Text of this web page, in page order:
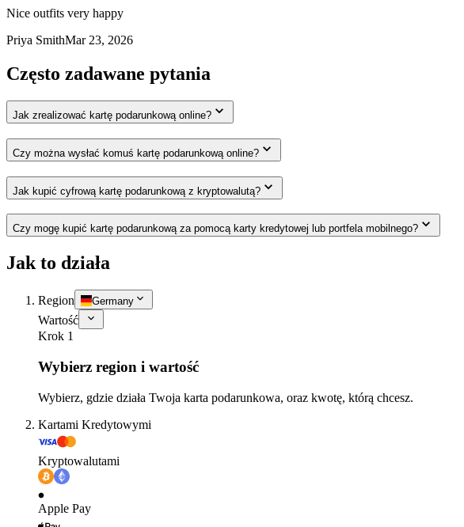
Nice outfits very happy
Priya SmithMar 23, 2026
Często zadawane pytania
Jak zrealizować kartę podarunkową online?
Czy można wysłać komuś kartę podarunkową online?
Jak kupić cyfrową kartę podarunkową z kryptowalutą?
Czy mogę kupić kartę podarunkową za pomocą karty kredytowej lub portfela mobilnego?
Jak to działa
Region Germany
Wartość
Krok 1
Wybierz region i wartość
Wybierz, gdzie działa Twoja karta podarunkowa, oraz kwotę, którą chcesz.
Kartami Kredytowymi
Kryptowalutami
Apple Pay